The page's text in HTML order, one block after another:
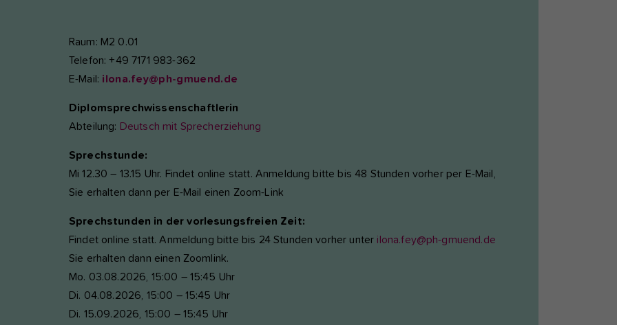
Raum: M2 0.01
Telefon: +49 7171 983-362
E-Mail: ilona.fey@ph-gmuend.de
Diplomsprechwissenschaftlerin
Abteilung: Deutsch mit Sprecherziehung
Sprechstunde:
Mi 12.30 – 13.15 Uhr. Findet online statt. Anmeldung bitte bis 48 Stunden vorher per E-Mail,
Sie erhalten dann per E-Mail einen Zoom-Link
Sprechstunden in der vorlesungsfreien Zeit:
Findet online statt. Anmeldung bitte bis 24 Stunden vorher unter ilona.fey@ph-gmuend.de
Sie erhalten dann einen Zoomlink.
Mo. 03.08.2026, 15:00 – 15:45 Uhr
Di. 04.08.2026, 15:00 – 15:45 Uhr
Di. 15.09.2026, 15:00 – 15:45 Uhr
etracker GmbH - 20459 Hamburg
Diese Gruppe beinhaltet alle Skripte für analytisches
Nutzererfahrung der Website zu verbessern.
verwenden auf unserer Website externe Inhalte, um Ihnen